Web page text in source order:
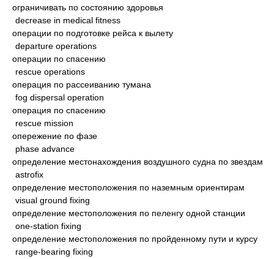
ограничивать по состоянию здоровья
decrease in medical fitness
операции по подготовке рейса к вылету
departure operations
операции по спасению
rescue operations
операция по рассеиванию тумана
fog dispersal operation
операция по спасению
rescue mission
опережение по фазе
phase advance
определение местонахождения воздушного судна по звездам
astrofix
определение местоположения по наземным ориентирам
visual ground fixing
определение местоположения по пеленгу одной станции
one-station fixing
определение местоположения по пройденному пути и курсу
range-bearing fixing